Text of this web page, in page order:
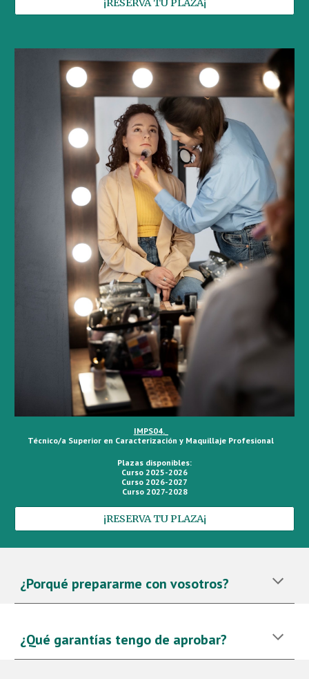
¡RESERVA TU PLAZA¡
IMPS04._
Técnico/a Superior en Caracterización y Maquillaje Profesional
Plazas disponibles:
Curso 2025-2026
Curso 2026-2027
Curso 2027-2028
¡RESERVA TU PLAZA¡
¿Porqué prepararme con vosotros?
¿Qué garantías tengo de aprobar?